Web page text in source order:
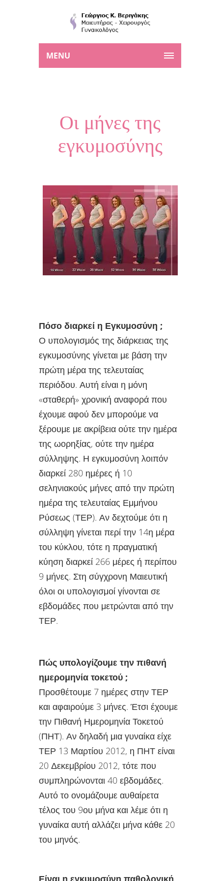
MENU
Οι μήνες της
εγκυμοσύνης
Πόσο διαρκεί η Εγκυμοσύνη ;
Ο υπολογισμός της διάρκειας της
εγκυμοσύνης γίνεται με βάση την
πρώτη μέρα της τελευταίας
περιόδου. Αυτή είναι η μόνη
«σταθερή» χρονική αναφορά που
έχουμε αφού δεν μπορούμε να
ξέρουμε με ακρίβεια ούτε την ημέρα
της ωορηξίας, ούτε την ημέρα
σύλληψης. Η εγκυμοσύνη λοιπόν
διαρκεί 280 ημέρες ή 10
σεληνιακούς μήνες από την πρώτη
ημέρα της τελευταίας Εμμήνου
Ρύσεως (ΤΕΡ). Αν δεχτούμε ότι η
σύλληψη γίνεται περί την 14η μέρα
του κύκλου, τότε η πραγματική
κύηση διαρκεί 266 μέρες ή περίπου
9 μήνες. Στη σύγχρονη Μαιευτική
όλοι οι υπολογισμοί γίνονται σε
εβδομάδες που μετρώνται από την
ΤΕΡ.
Πώς υπολογίζουμε την πιθανή
ημερομηνία τοκετού ;
Προσθέτουμε 7 ημέρες στην ΤΕΡ
και αφαιρούμε 3 μήνες. Έτσι έχουμε
την Πιθανή Ημερομηνία Τοκετού
(ΠΗΤ). Αν δηλαδή μια γυναίκα είχε
ΤΕΡ 13 Μαρτίου 2012, η ΠΗΤ είναι
20 Δεκεμβρίου 2012, τότε που
συμπληρώνονται 40 εβδομάδες.
Αυτό το ονομάζουμε αυθαίρετα
τέλος του 9ου μήνα και λέμε ότι η
γυναίκα αυτή αλλάζει μήνα κάθε 20
του μηνός.
Είναι η εγκυμοσύνη παθολογική